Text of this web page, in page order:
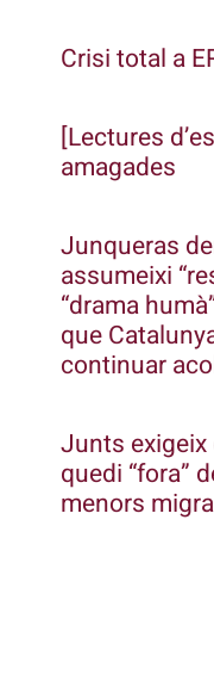
Crisi total a
[Lectures
amagades
Junqueras
assumeixi
“drama
que
continuar
Junts exigeix
quedi “fora”
menors